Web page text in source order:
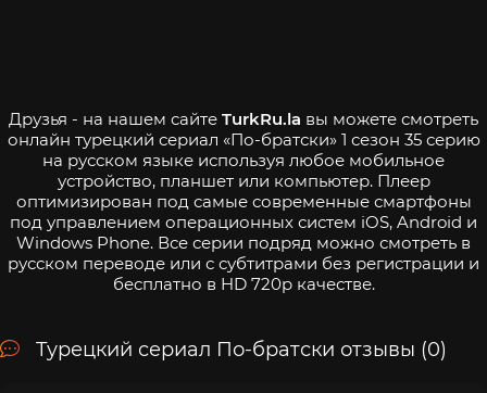
Друзья - на нашем сайте TurkRu.la вы можете смотреть
онлайн турецкий сериал «По-братски» 1 сезон 35 серию
на русском языке используя любое мобильное
устройство, планшет или компьютер. Плеер
оптимизирован под самые современные смартфоны
под управлением операционных систем iOS, Android и
Windows Phone. Все серии подряд можно смотреть в
русском переводе или с субтитрами без регистрации и
бесплатно в HD 720p качестве.
Турецкий сериал По-братски отзывы (0)